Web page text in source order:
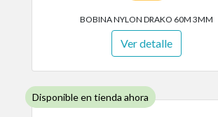
BOBINA NYLON DRAKO 60M 3MM
Ver detalle
Disponible en tienda ahora